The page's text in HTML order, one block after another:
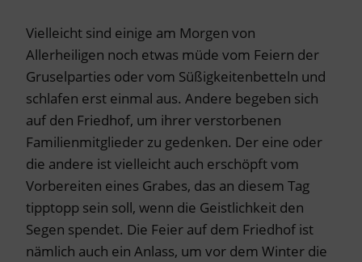
Vielleicht sind einige am Morgen von
Allerheiligen noch etwas müde vom Feiern der
Gruselparties oder vom Süßigkeitenbetteln und
schlafen erst einmal aus. Andere begeben sich
auf den Friedhof, um ihrer verstorbenen
Familienmitglieder zu gedenken. Der eine oder
die andere ist vielleicht auch erschöpft vom
Vorbereiten eines Grabes, das an diesem Tag
tipptopp sein soll, wenn die Geistlichkeit den
Segen spendet. Die Feier auf dem Friedhof ist
nämlich auch ein Anlass, um vor dem Winter die